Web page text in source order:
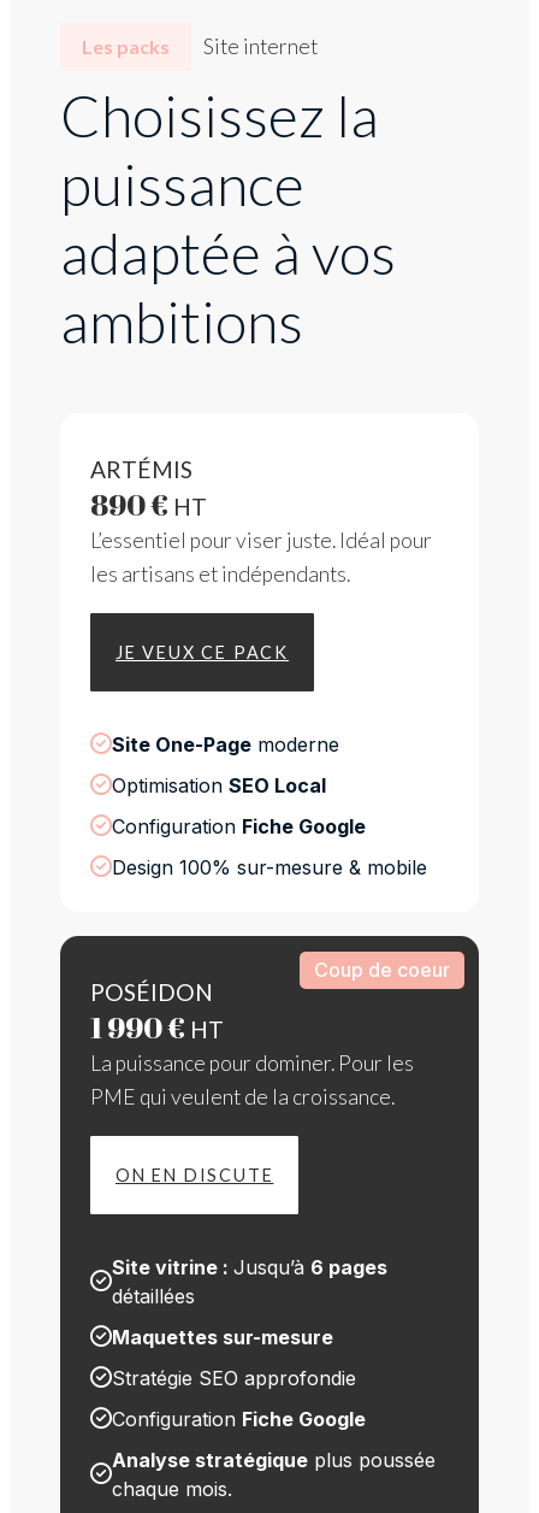
Les packs Site internet
Choisissez la
puissance
adaptée à vos
ambitions
ARTÉMIS
890 € HT
L’essentiel pour viser juste. Idéal pour
les artisans et indépendants.
JE VEUX CE PACK
Site One-Page moderne
Optimisation SEO Local
Configuration Fiche Google
Design 100% sur-mesure & mobile
Coup de coeur
POSÉIDON
1 990 € HT
La puissance pour dominer. Pour les
PME qui veulent de la croissance.
ON EN DISCUTE
Site vitrine : Jusqu’à 6 pages
détaillées
Maquettes sur-mesure
Stratégie SEO approfondie
Configuration Fiche Google
Analyse stratégique plus poussée
chaque mois.